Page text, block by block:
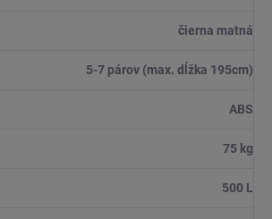
čierna matná
5-7 párov (max. dĺžka 195cm)
ABS
75 kg
500 L